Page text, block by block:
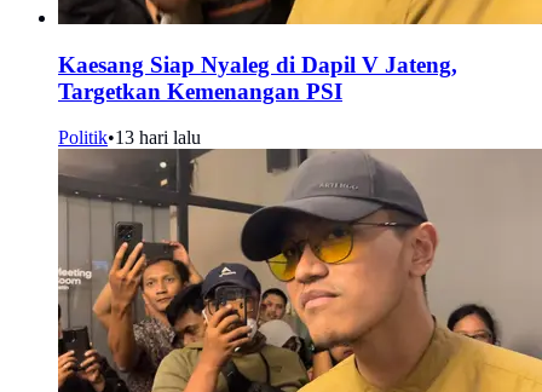
Kaesang Siap Nyaleg di Dapil V Jateng,
Targetkan Kemenangan PSI
Politik•13 hari lalu